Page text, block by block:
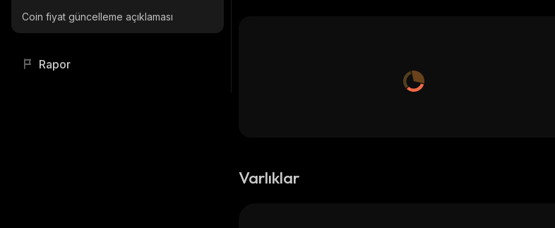
Coin fiyat güncelleme açıklaması
Rapor
Varlıklar